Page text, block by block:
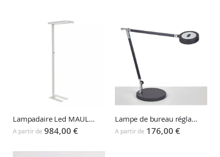
Lampadaire Led MAULJUVIS
A partir de 984,00 €
Lampe de bureau réglable avec éclairage LED MAULGRACE
A partir de 176,00 €